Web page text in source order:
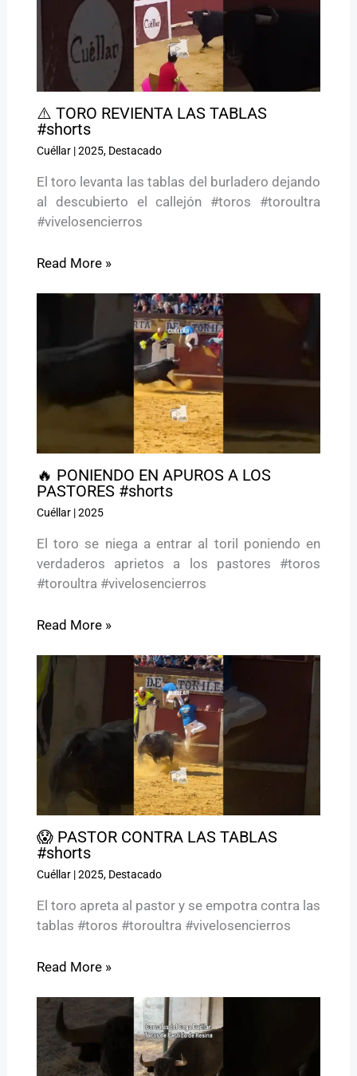
⚠️ TORO REVIENTA LAS TABLAS
#shorts
Cuéllar|2025, Destacado
El toro levanta las tablas del burladero dejando
al descubierto el callejón #toros #toroultra
#vivelosencierros
Read More »
🔥 PONIENDO EN APUROS A LOS
PASTORES #shorts
Cuéllar|2025
El toro se niega a entrar al toril poniendo en
verdaderos aprietos a los pastores #toros
#toroultra #vivelosencierros
Read More »
😱 PASTOR CONTRA LAS TABLAS
#shorts
Cuéllar|2025, Destacado
El toro apreta al pastor y se empotra contra las
tablas #toros #toroultra #vivelosencierros
Read More »